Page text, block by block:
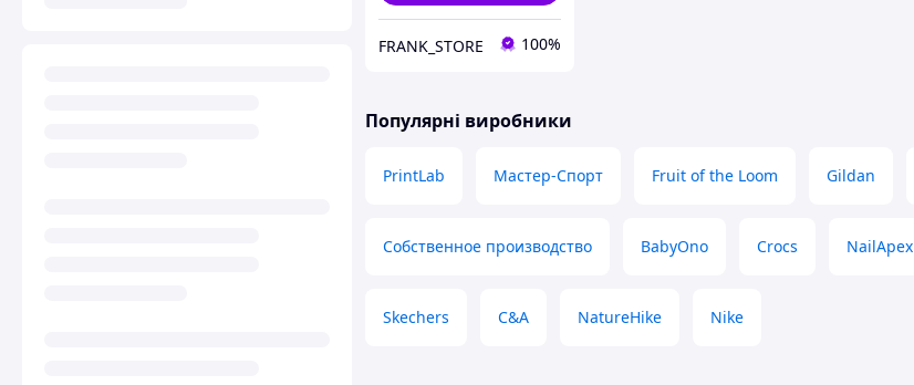
FRANK_STORE 100%
Популярні виробники
PrintLab Мастер-Спорт Fruit of the Loom Gildan
Собственное производство BabyOno Crocs NailApex
Skechers C&A NatureHike Nike